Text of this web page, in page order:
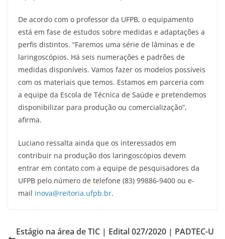
De acordo com o professor da UFPB, o equipamento
está em fase de estudos sobre medidas e adaptações a
perfis distintos. “Faremos uma série de lâminas e de
laringoscópios. Há seis numerações e padrões de
medidas disponíveis. Vamos fazer os modelos possíveis
com os materiais que temos. Estamos em parceria com
a equipe da Escola de Técnica de Saúde e pretendemos
disponibilizar para produção ou comercialização”,
afirma.
Luciano ressalta ainda que os interessados em
contribuir na produção dos laringoscópios devem
entrar em contato com a equipe de pesquisadores da
UFPB pelo número de telefone (83) 99886-9400 ou e-
mail inova@reitoria.ufpb.br.
Estágio na área de TIC | Edital 027/2020 | PADTEC-U